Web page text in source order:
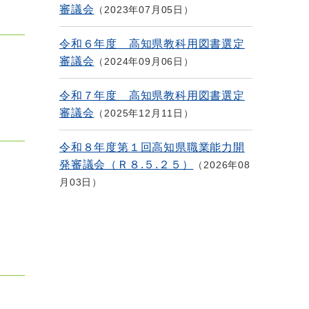
審議会 2023年07月05日
令和６年度 高知県教科用図書選定
審議会
2024年09月06日
令和７年度 高知県教科用図書選定
審議会
2025年12月11日
令和８年度第１回高知県職業能力開
発審議会（Ｒ８.５.２５）
2026年08
月03日